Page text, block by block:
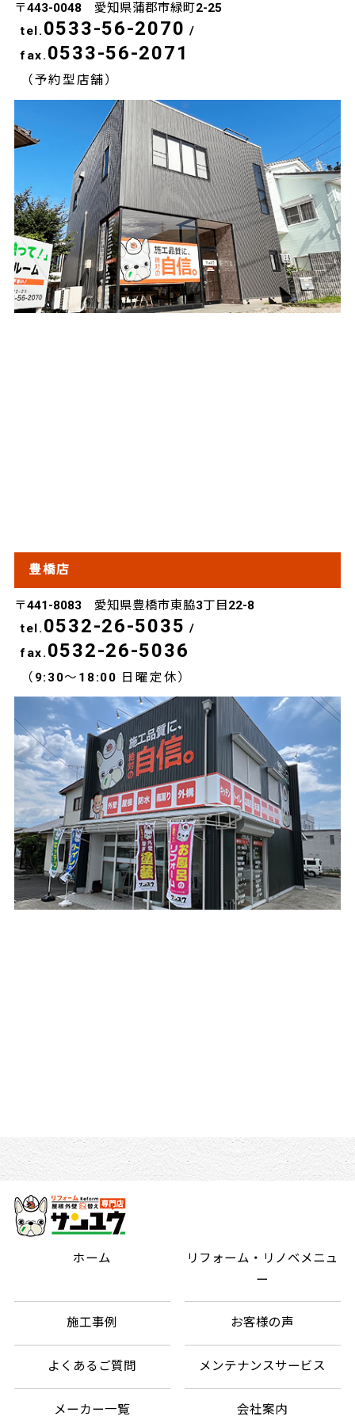
〒443-0048 愛知県蒲郡市緑町2-25
tel. 0533-56-2070 /
fax. 0533-56-2071
（予約型店舗）
豊橋店
〒441-8083 愛知県豊橋市東脇3丁目22-8
tel. 0532-26-5035 /
fax. 0532-26-5036
（9:30～18:00 日曜定休）
ホーム
リフォーム・リノベメニュ
ー
施工事例 お客様の声
よくあるご質問 メンテナンスサービス
メーカー一覧 会社案内